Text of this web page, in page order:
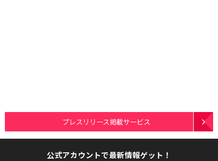
プレスリリース掲載サービス
公式アカウントで最新情報ゲット！